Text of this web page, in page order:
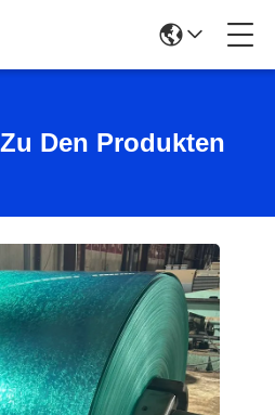
Den Produkten